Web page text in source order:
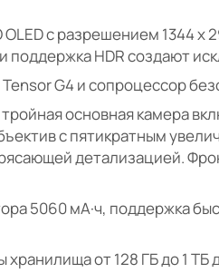
OLED с разрешением 1344
поддержка HDR создают
G4 и сопроцессор
основная камера
с пятикратным
детализацией.
5060 мА·ч, поддержка
хранилища от 128 ГБ до 1